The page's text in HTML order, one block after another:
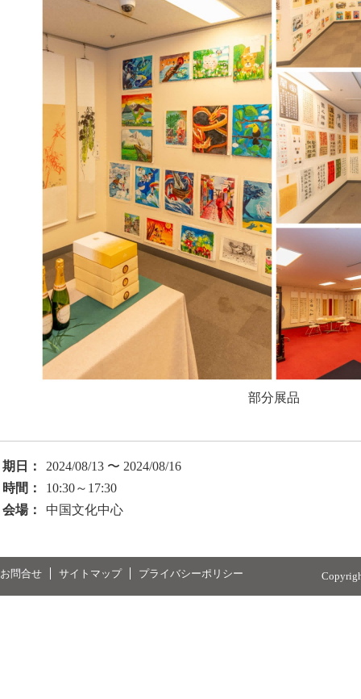
部分展品
期日：
2024/08/13 〜 2024/08/16
時間：
10:30～17:30
会場：
中国文化中心
お問合せ サイトマップ プライバシーポリシー